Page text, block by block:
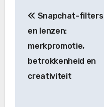
navigation
Snapchat-filters
en lenzen:
merkpromotie,
betrokkenheid en
creativiteit